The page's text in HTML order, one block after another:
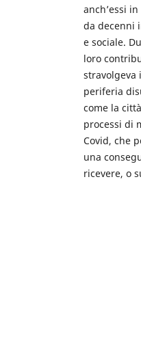
anch’essi
da decenni
e sociale.
loro
stravolgeva
periferia
come la
processi di
Covid, che
una
ricevere, o